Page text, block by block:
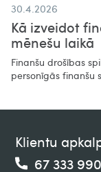
30.4.2026
Kā izveidot
mēnešu laikā
Finanšu drošības
personīgās finanšu
Klientu
67 333 990